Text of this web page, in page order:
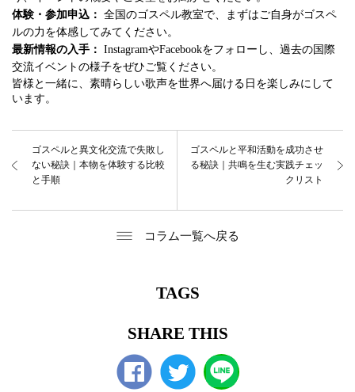
体験・参加申込： 全国のゴスペル教室で、まずはご自身がゴスペ
ルの力を体感してみてください。
最新情報の入手： InstagramやFacebookをフォローし、過去の国際
交流イベントの様子をぜひご覧ください。
皆様と一緒に、素晴らしい歌声を世界へ届ける日を楽しみにして
います。
ゴスペルと異文化交流で失敗し
ない秘訣｜本物を体験する比較
と手順
ゴスペルと平和活動を成功させ
る秘訣｜共鳴を生む実践チェッ
クリスト
コラム一覧へ戻る
TAGS
SHARE THIS